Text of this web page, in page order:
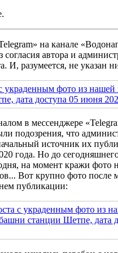
на канале
согласия автора и
И, разумеется, не указан
в мессенджере
подозрения, что
источник их
года. Но до
на момент кражи фото
Вот крупно фото
публикации: